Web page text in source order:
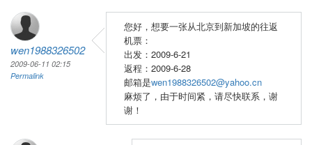
wen1988326502
2009-06-11 02:15
Permalink
您好，想要一张从北京到新加坡的往返
机票：
出发：2009-6-21
返程：2009-6-28
邮箱是wen1988326502@yahoo.cn
麻烦了，由于时间紧，请尽快联系，谢
谢！